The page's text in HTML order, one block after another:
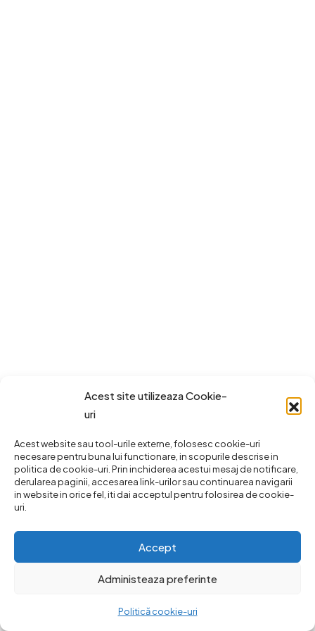
Acest site utilizeaza Cookie-
uri
Acest website sau tool-urile externe, folosesc cookie-uri
necesare pentru buna lui functionare, in scopurile descrise in
politica de cookie-uri. Prin inchiderea acestui mesaj de notificare,
derularea paginii, accesarea link-urilor sau continuarea navigarii
in website in orice fel, iti dai acceptul pentru folosirea de cookie-
uri.
Accept
Administeaza preferinte
Politică cookie-uri